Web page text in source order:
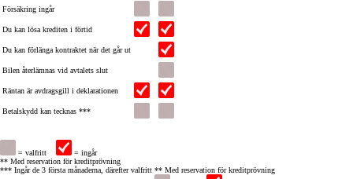
Försäkring ingår
Du kan lösa krediten i förtid
Du kan förlänga kontraktet när det går ut
Bilen återlämnas vid avtalets slut
Räntan är avdragsgill i deklarationen
Betalskydd kan tecknas ***
= valfritt
= ingår
** Med reservation för kreditprövning
*** Ingår de 3 första månaderna, därefter valfritt ** Med reservation för kreditprövning